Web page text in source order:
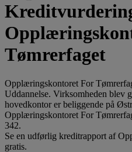
Tømrerfaget
Opplæringskontoret For
Uddannelse. Virksomheden blev
hovedkontor er beliggende på
Opplæringskontoret For
342.
Se en udførlig kreditrapport af
gratis.